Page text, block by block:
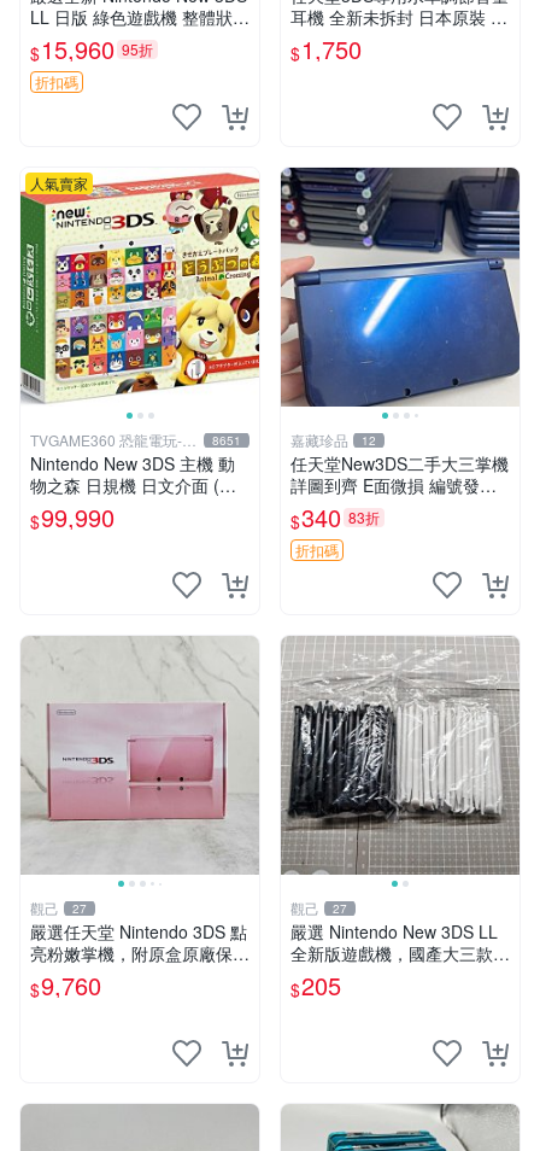
LL 日版 綠色遊戲機 整體狀態
佳 按鈕順暢 附原裝64G存儲
卡 配備保護膜 屏幕清晰 輕便
易攜帶 新3d
$15,960 95折
折扣碼
耳機 全新未拆封 日本原裝 3.
5mm耳機接口 支持多款掌機
設備 只要帶線控耳機接口即
$1,750
人氣賣家
TVGAME360 恐龍電玩-台
中店
8651
Nintendo New 3DS 主機 動
物之森 日規機 日文介面 (附
原廠充電器+保護貼)【台中恐
龍電玩】
$99,990
嘉藏珍品 12
任天堂New3DS二手大三掌機
詳圖到齊 E面微損 編號發貨
掉漆系列 新大三掌機 任天堂
3DS 二手機
$340 83折
折扣碼
觀己 27
嚴選任天堂 Nintendo 3DS 點
亮粉嫩掌機，附原盒原廠保單
推薦收藏 3DS 老小三 日系原
裝 測試動作品 DS遊戲卡帶
$9,760
觀己 27
嚴選 Nintendo New 3DS LL
全新版遊戲機，國產大三款，
超值推薦！4.5吋彩色螢幕，
輕巧便攜，適合收藏。New 3
$205